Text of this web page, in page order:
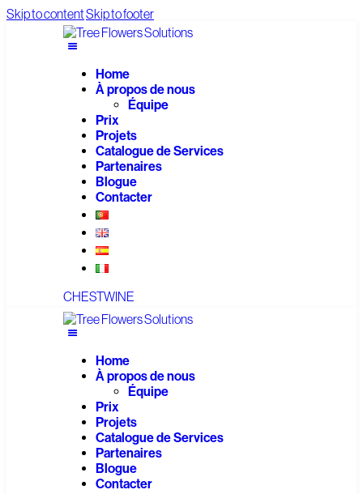
Skip to contentSkip to footer
Home
À propos de nous
Équipe
Prix
Projets
Catalogue de Services
Partenaires
Blogue
Contacter
CHESTWINE
Home
À propos de nous
Équipe
Prix
Projets
Catalogue de Services
Partenaires
Blogue
Contacter